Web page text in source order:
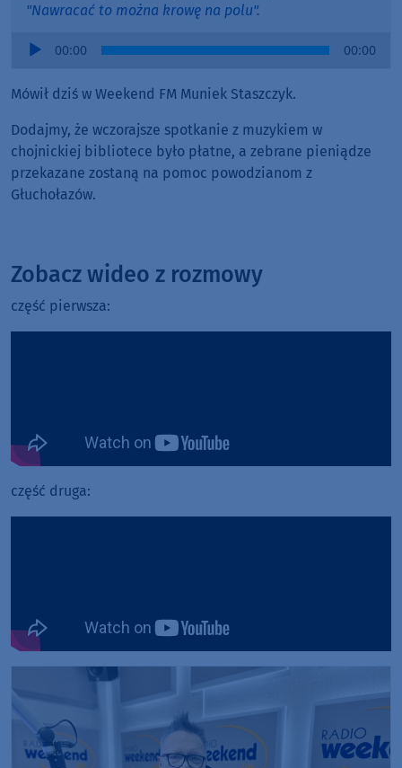
"Nawracać to można krowę na polu".
Audio
00:00 00:00
Mówił dziś w Weekend FM Muniek Staszczyk.
Dodajmy, że wczorajsze spotkanie z muzykiem w
chojnickiej bibliotece było płatne, a zebrane pieniądze
przekazane zostaną na pomoc powodzianom z
Głuchołazów.
Zobacz wideo z rozmowy
część pierwsza:
część druga: